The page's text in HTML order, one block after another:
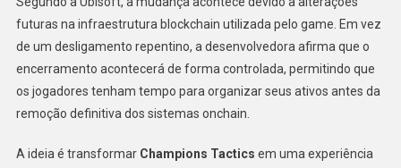
futuras na infraestrutura blockchain utilizada pelo game. Em vez
de um desligamento repentino, a desenvolvedora afirma que o
encerramento acontecerá de forma controlada, permitindo que
os jogadores tenham tempo para organizar seus ativos antes da
remoção definitiva dos sistemas onchain.
A ideia é transformar Champions Tactics em uma experiência